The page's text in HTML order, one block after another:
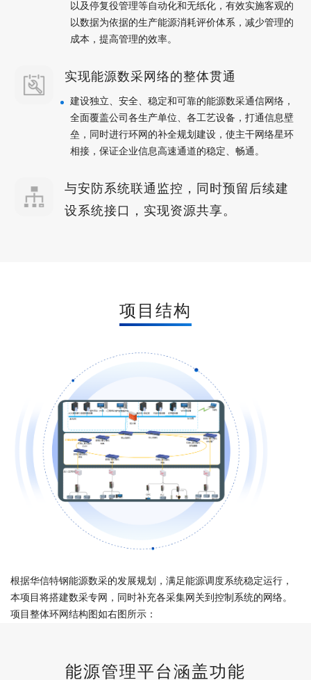
以及停复役管理等自动化和无纸化，有效实施客观的
以数据为依据的生产能源消耗评价体系，减少管理的
成本，提高管理的效率。
实现能源数采网络的整体贯通
建设独立、安全、稳定和可靠的能源数采通信网络，
全面覆盖公司各生产单位、各工艺设备，打通信息壁
垒，同时进行环网的补全规划建设，使主干网络星环
相接，保证企业信息高速通道的稳定、畅通。
与安防系统联通监控，同时预留后续建
设系统接口，实现资源共享。
项目结构
根据华信特钢能源数采的发展规划，满足能源调度系统稳定运行，
本项目将搭建数采专网，同时补充各采集网关到控制系统的网络。
项目整体环网结构图如右图所示：
能源管理平台涵盖功能